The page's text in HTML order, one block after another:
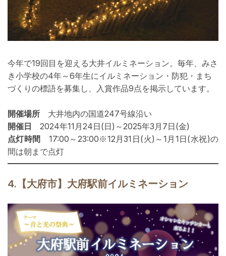
今年で19回目を迎える大井イルミネーション。 毎年、みさ
き小学校の4年～6年生にイルミネーション・防犯・まち
づくりの標語を募集し、入賞作品9点を掲示しています。
開催場所
大井地内の国道247号線沿い
開催日 2024年11月24日(日)～2025年3月7日(金)
点灯時間
17:00～23:00※12月31日(火)～1月1日(水祝)の
間は朝まで点灯
4.【大府市】大府駅前イルミネーション